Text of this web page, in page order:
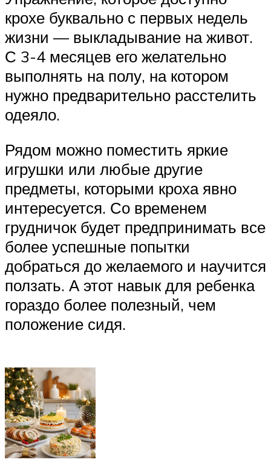
крохе буквально с первых недель
жизни — выкладывание на живот.
С 3-4 месяцев его желательно
выполнять на полу, на котором
нужно предварительно расстелить
одеяло.
Рядом можно поместить яркие
игрушки или любые другие
предметы, которыми кроха явно
интересуется. Со временем
грудничок будет предпринимать все
более успешные попытки
добраться до желаемого и научится
ползать. А этот навык для ребенка
гораздо более полезный, чем
положение сидя.